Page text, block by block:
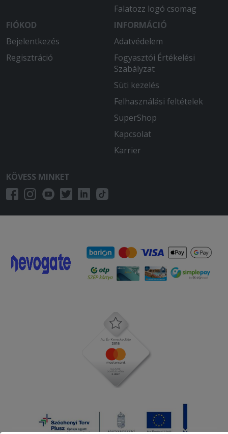
Falatozz logó csomag
FIÓKOD
Bejelentkezés
Regisztráció
INFORMÁCIÓ
Adatvédelem
Fogyasztói Értékelési
Szabályzat
Süti kezelés
Felhasználási feltételek
SuperShop
Kapcsolat
Karrier
KÖVESS MINKET